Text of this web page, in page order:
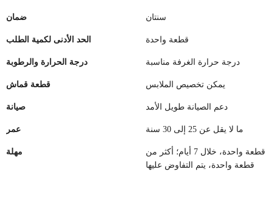
ضمان سنتان
الحد الأدنى لكمية الطلب قطعة واحدة
درجة الحرارة والرطوبة درجة حرارة الغرفة مناسبة
قطعة قماش يمكن تخصيص الملابس
صيانة دعم الصيانة طويل الأمد
عمر ما لا يقل عن 25 إلى 30 سنة
مهلة
قطعة واحدة، خلال 7 أيام؛ أكثر من
قطعة واحدة، يتم التفاوض عليها